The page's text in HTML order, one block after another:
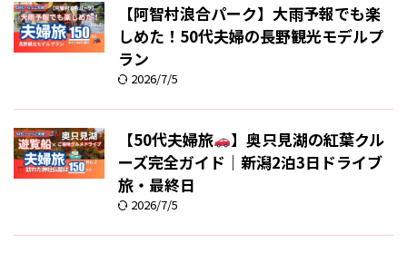
【阿智村浪合パーク】大雨予報でも楽
しめた！50代夫婦の長野観光モデルプ
ラン
2026/7/5
【50代夫婦旅
】奥只見湖の紅葉クル
ーズ完全ガイド｜新潟2泊3日ドライブ
旅・最終日
2026/7/5